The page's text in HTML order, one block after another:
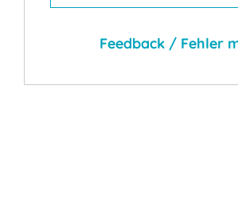
Feedback / Fehler